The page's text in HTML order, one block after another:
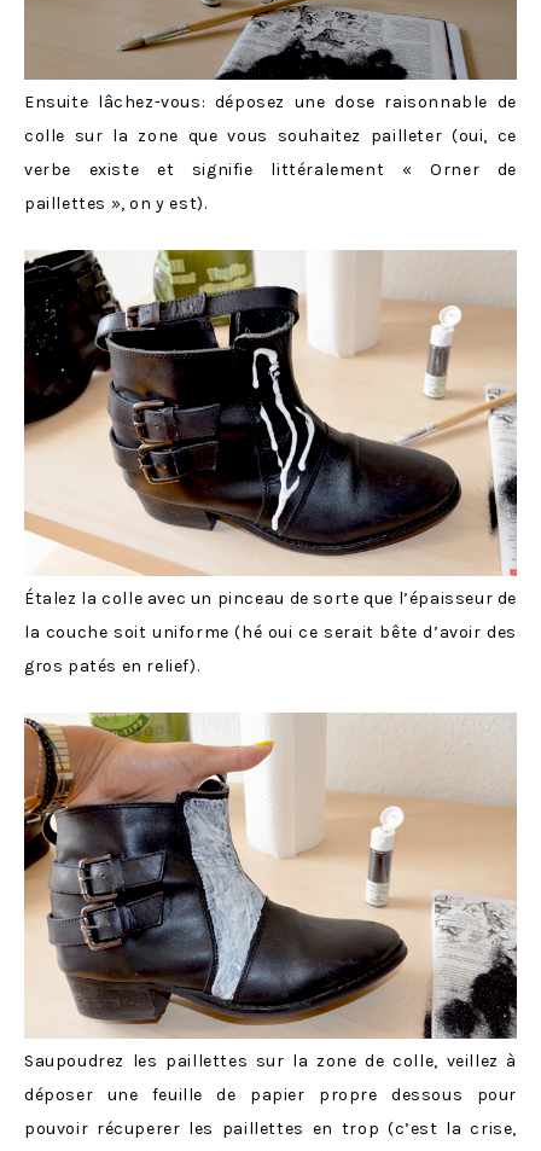
Ensuite lâchez-vous: déposez une dose raisonnable de
colle sur la zone que vous souhaitez pailleter (oui, ce
verbe existe et signifie littéralement « Orner de
paillettes », on y est).
Étalez la colle avec un pinceau de sorte que l’épaisseur de
la couche soit uniforme (hé oui ce serait bête d’avoir des
gros patés en relief).
Saupoudrez les paillettes sur la zone de colle, veillez à
déposer une feuille de papier propre dessous pour
pouvoir récuperer les paillettes en trop (c’est la crise,